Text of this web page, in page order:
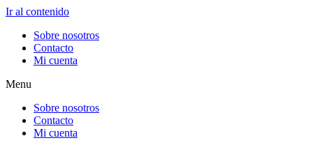
Ir al contenido
Sobre nosotros
Contacto
Mi cuenta
Menu
Sobre nosotros
Contacto
Mi cuenta